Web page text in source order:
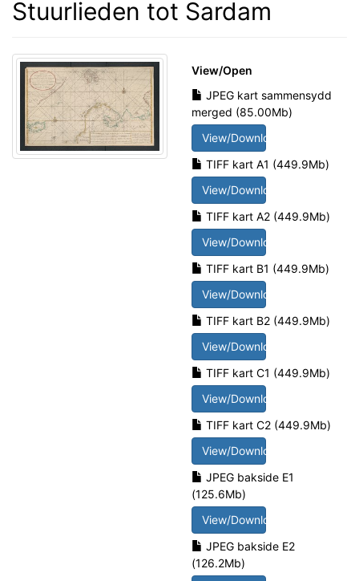
Stuurlieden tot Sardam
View/Open
JPEG kart sammensydd
merged (85.00Mb)
View/Download
TIFF kart A1 (449.9Mb)
View/Download
TIFF kart A2 (449.9Mb)
View/Download
TIFF kart B1 (449.9Mb)
View/Download
TIFF kart B2 (449.9Mb)
View/Download
TIFF kart C1 (449.9Mb)
View/Download
TIFF kart C2 (449.9Mb)
View/Download
JPEG bakside E1
(125.6Mb)
View/Download
JPEG bakside E2
(126.2Mb)